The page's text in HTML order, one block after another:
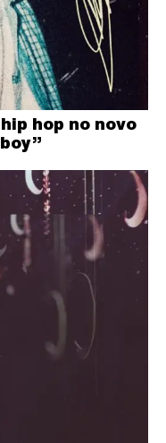
hop no novo